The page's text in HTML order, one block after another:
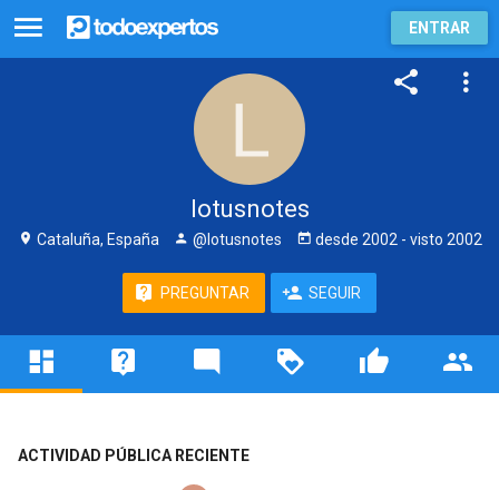
ENTRAR
lotusnotes
Cataluña, España @lotusnotes desde 2002 - visto 2002
PREGUNTAR SEGUIR
ACTIVIDAD PÚBLICA RECIENTE